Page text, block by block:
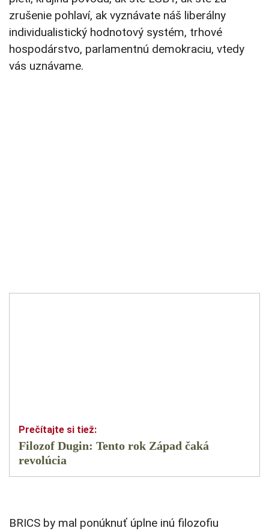
zrušenie pohlaví, ak vyznávate náš liberálny
individualistický hodnotový systém, trhové
hospodárstvo, parlamentnú demokraciu, vtedy
vás uznávame.
Filozof Dugin: Tento rok Západ čaká
revolúcia
BRICS by mal ponúknuť úplne inú filozofiu